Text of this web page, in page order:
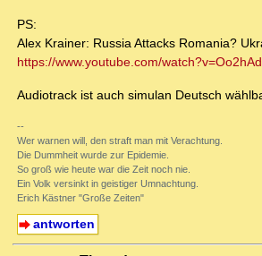
PS:
Alex Krainer: Russia Attacks Romania?
https://www.youtube.com/
Audiotrack ist auch simulan Deutsch
--
Wer warnen will, den straft man mit Verachtung.
Die Dummheit wurde zur Epidemie.
So groß wie heute war die Zeit noch nie.
Ein Volk versinkt in geistiger Umnachtung.
Erich Kästner "Große Zeiten"
antworten